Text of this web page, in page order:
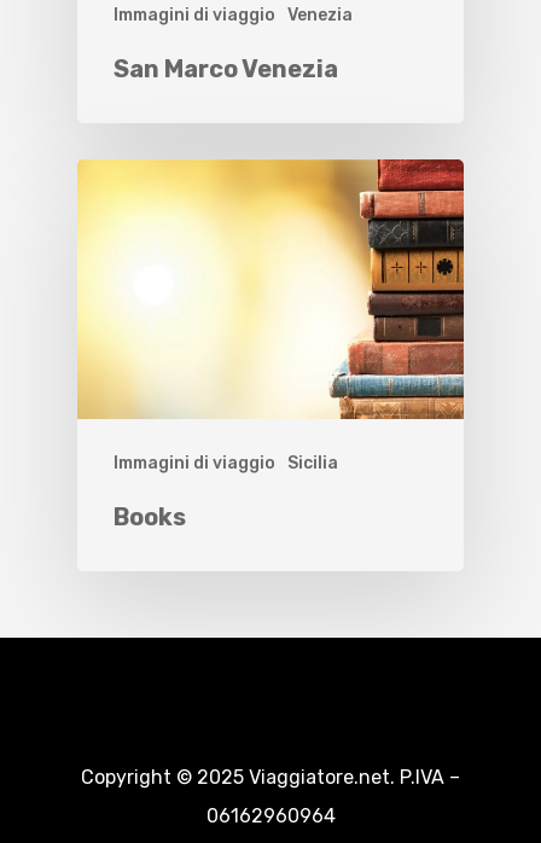
Immagini di viaggio Venezia
San Marco Venezia
Immagini di viaggio Sicilia
Books
Copyright © 2025 Viaggiatore.net. P.IVA –
06162960964